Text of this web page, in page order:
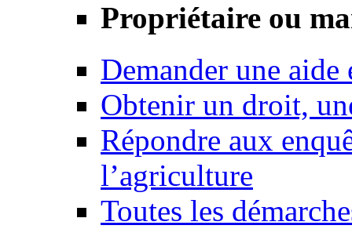
Propriétaire ou
Demander une aide
Obtenir un droit,
Répondre aux
l’agriculture
Toutes les